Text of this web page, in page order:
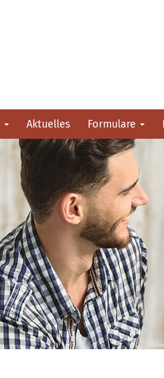
Aktuelles Formulare